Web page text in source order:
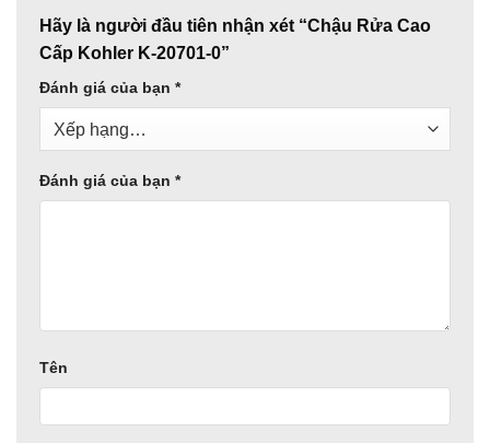
Hãy là người đầu tiên nhận xét “Chậu Rửa Cao
Cấp Kohler K-20701-0”
Đánh giá của bạn *
Đánh giá của bạn *
Tên